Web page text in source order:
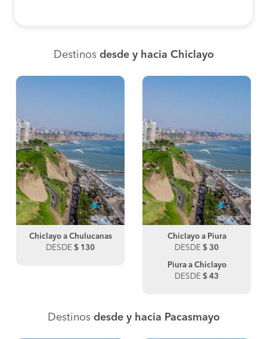
Destinos desde y hacia Chiclayo
Chiclayo a Chulucanas
DESDE $ 130
Chiclayo a Piura
DESDE $ 30
Piura a Chiclayo
DESDE $ 43
Destinos desde y hacia Pacasmayo